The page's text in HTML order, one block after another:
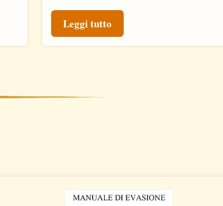
Leggi tutto